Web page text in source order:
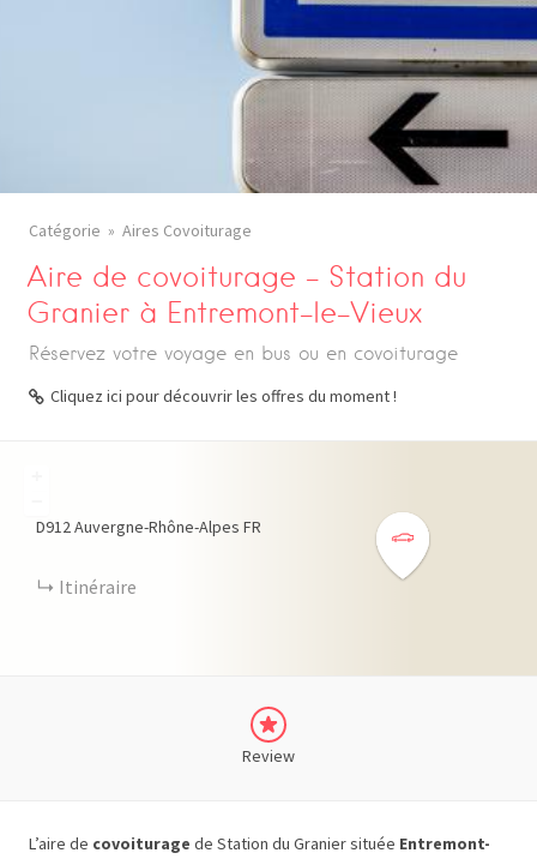
Catégorie Aires Covoiturage
Aire de covoiturage – Station du
Granier à Entremont-le-Vieux
Réservez votre voyage en bus ou en covoiturage
Cliquez ici pour découvrir les offres du moment !
D912Auvergne-Rhône-Alpes FR
Itinéraire
Review
L’aire de covoiturage de Station du Granier située Entremont-